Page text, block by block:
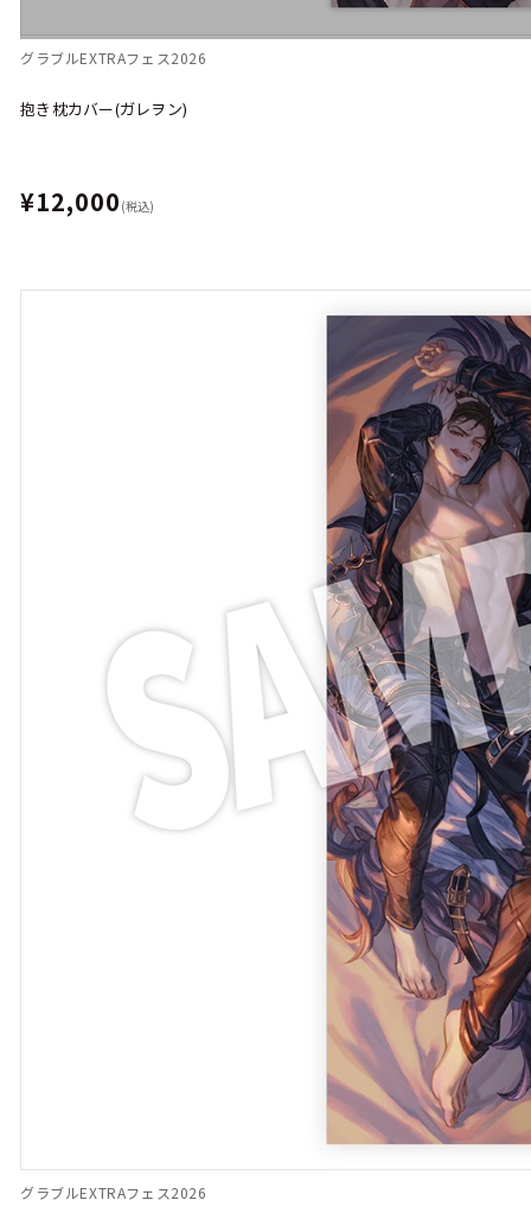
グラブルEXTRAフェス2026
抱き枕カバー(ガレヲン)
¥12,000 (税込)
グラブルEXTRAフェス2026